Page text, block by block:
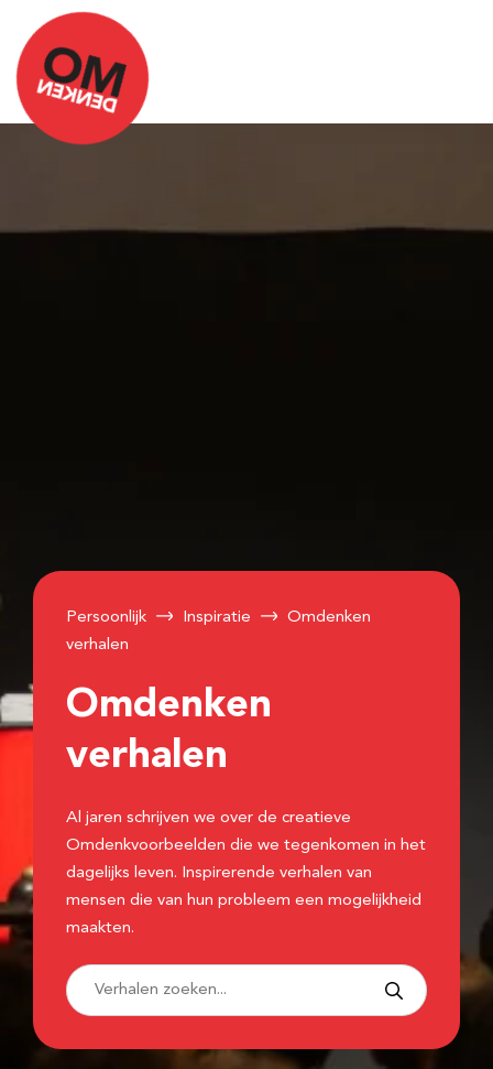
Persoonlijk Inspiratie
Omdenken
verhalen
Omdenken
verhalen
Al jaren schrijven we over de creatieve
Omdenkvoorbeelden die we tegenkomen in het
dagelijks leven. Inspirerende verhalen van
mensen die van hun probleem een mogelijkheid
maakten.